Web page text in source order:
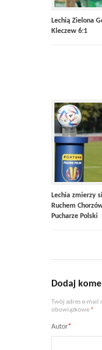
Lechią Zielona
Kleczew 6:1
Lechia zmierzy
Ruchem
Pucharze Polski
Dodaj
Twój adres e-mail
obowiązkowe *
Autor*